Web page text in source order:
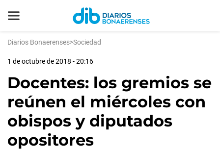
Diarios Bonaerenses>Sociedad
1 de octubre de 2018 - 20:16
Docentes: los gremios se
reúnen el miércoles con
obispos y diputados
opositores